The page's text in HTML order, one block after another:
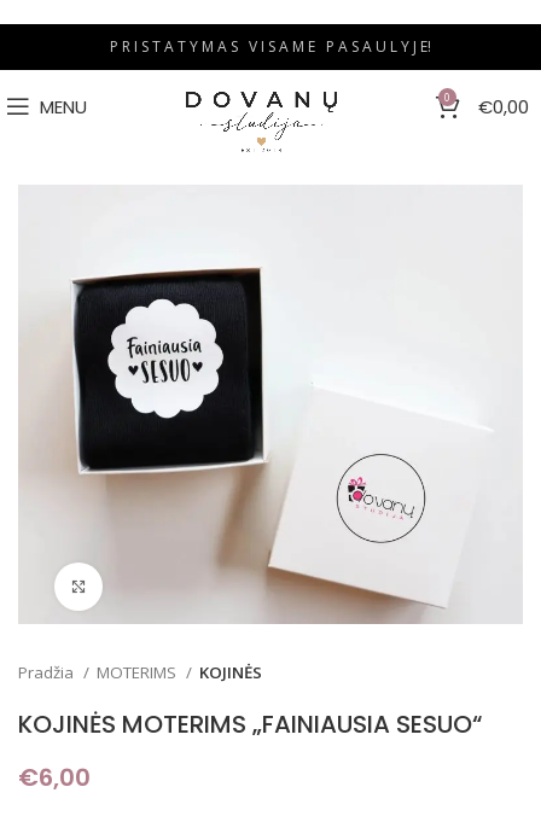
P R I S T A T Y M A S V I S A M E P A S A U L Y J E!
MENU 0 €0,00
Pradžia MOTERIMS KOJINĖS
KOJINĖS MOTERIMS „FAINIAUSIA SESUO“
€6,00